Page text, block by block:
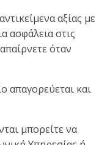
αξίας με
ασφάλεια στις
όταν
απαγορεύεται και
μπορείτε να